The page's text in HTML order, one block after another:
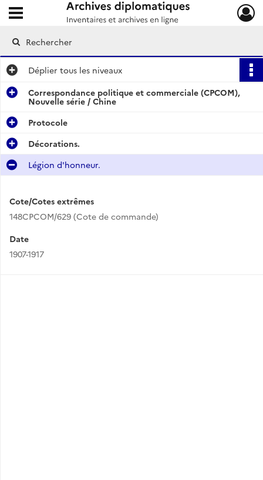
Archives diplomatiques
Ouvrir le menu déroulant
Déplier tous les niveaux
Correspondance politique et commerciale (CPCOM),
Nouvelle série / Chine
Protocole
Décorations.
Légion d'honneur.
Cote/Cotes extrêmes
148CPCOM/629 (Cote de commande)
Date
1907-1917